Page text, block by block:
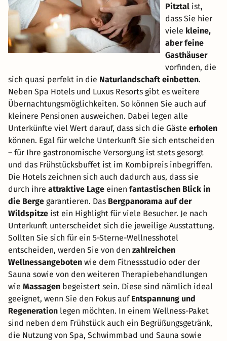
Pitztal ist,
dass Sie hier
viele kleine,
aber feine
Gasthäuser
vorfinden, die
sich quasi perfekt in die Naturlandschaft einbetten.
Neben Spa Hotels und Luxus Resorts gibt es weitere
Übernachtungsmöglichkeiten. So können Sie auch auf
kleinere Pensionen ausweichen. Dabei legen alle
Unterkünfte viel Wert darauf, dass sich die Gäste erholen
können. Egal für welche Unterkunft Sie sich entscheiden
– für Ihre gastronomische Versorgung ist stets gesorgt
und das Frühstücksbuffet ist im Kombipreis inbegriffen.
Die Hotels zeichnen sich auch dadurch aus, dass sie
durch ihre attraktive Lage einen fantastischen Blick in
die Berge garantieren. Das Bergpanorama auf der
Wildspitze ist ein Highlight für viele Besucher. Je nach
Unterkunft unterscheidet sich die jeweilige Ausstattung.
Sollten Sie sich für ein 5-Sterne-Wellnesshotel
entscheiden, werden Sie von den zahlreichen
Wellnessangeboten wie dem Fitnessstudio oder der
Sauna sowie von den weiteren Therapiebehandlungen
wie Massagen begeistert sein. Diese sind nämlich ideal
geeignet, wenn Sie den Fokus aufEntspannung und
Regeneration legen möchten. In einem Wellness-Paket
sind neben dem Frühstück auch ein Begrüßungsgetränk,
die Nutzung von Spa, Schwimmbad und Sauna sowie